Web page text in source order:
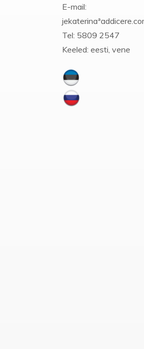
E-mail:
Tel: 5809 2547
Keeled: eesti, vene